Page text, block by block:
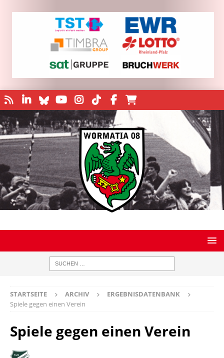
STARTSEITE ARCHIV
ERGEBNISDATENBANK
Spiele gegen einen Verein
Spiele gegen einen Verein